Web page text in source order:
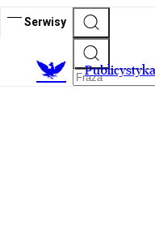
Serwisy
Publicystyka